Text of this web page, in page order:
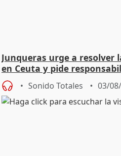
Junqueras urge a resolver
en Ceuta y pide
Sonido Totales 03/